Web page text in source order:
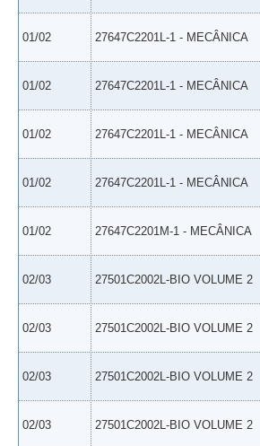
01/02 27647C2201L-1 - MECÂNICA
01/02 27647C2201L-1 - MECÂNICA
01/02 27647C2201L-1 - MECÂNICA
01/02 27647C2201L-1 - MECÂNICA
01/02 27647C2201M-1 - MECÂNICA
02/03 27501C2002L-BIO VOLUME 2
02/03 27501C2002L-BIO VOLUME 2
02/03 27501C2002L-BIO VOLUME 2
02/03 27501C2002L-BIO VOLUME 2